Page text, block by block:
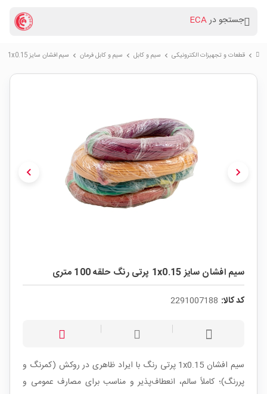
جستجو درECA
chevron_right قطعات و تجهیزات الکترونیکی chevron_right سیم و کابل chevron_right سیم و کابل فرمان chevron_right سیم افشان سایز 1x0.15 پرتی رنگ حلقه 100 متری
chevron_left chevron_right
سیم افشان سایز 1x0.15 پرتی رنگ حلقه 100 متری
کد کالا: 2291007188
سیم افشان 1x0.15 پرتی رنگ با ایراد ظاهری در روکش (کمرنگ و
پررنگ)؛ کاملاً سالم، انعطاف‌پذیر و مناسب برای مصارف عمومی و